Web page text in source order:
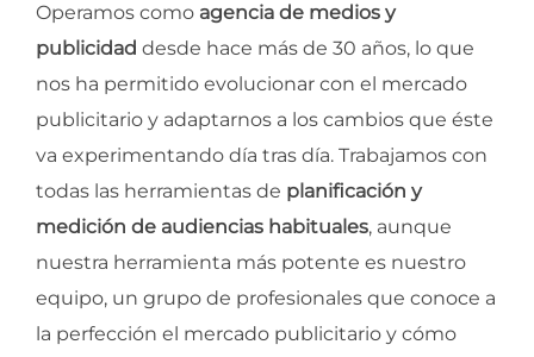
Operamos como agencia de medios y
publicidad desde hace más de 30 años, lo que
nos ha permitido evolucionar con el mercado
publicitario y adaptarnos a los cambios que éste
va experimentando día tras día. Trabajamos con
todas las herramientas de planificación y
medición de audiencias habituales, aunque
nuestra herramienta más potente es nuestro
equipo, un grupo de profesionales que conoce a
la perfección el mercado publicitario y cómo